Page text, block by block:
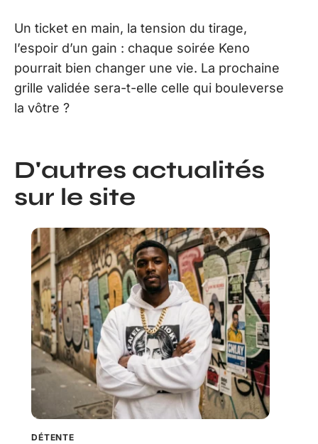
Un ticket en main, la tension du tirage,
l’espoir d’un gain : chaque soirée Keno
pourrait bien changer une vie. La prochaine
grille validée sera-t-elle celle qui bouleverse
la vôtre ?
D'autres actualités
sur le site
DÉTENTE